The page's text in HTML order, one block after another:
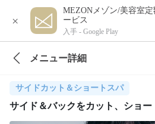
×
MEZONメゾン/美容室
ービス
入手 - Google Play
メニュー詳細
サイドカット＆ショートスパ
サイド＆バックをカット、ショ